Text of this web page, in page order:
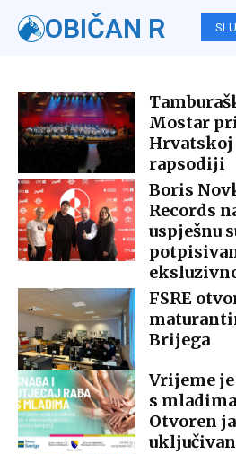
OBIČAN R
Mostar
Hrvatskoj
rapsodiji
Boris
Records
uspješnu
FSRE
Brijega
Vrijeme je
s
Otvoren